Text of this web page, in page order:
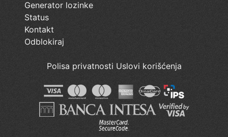
Generator lozinke
Status
Kontakt
Odblokiraj
Polisa privatnosti Uslovi korišćenja